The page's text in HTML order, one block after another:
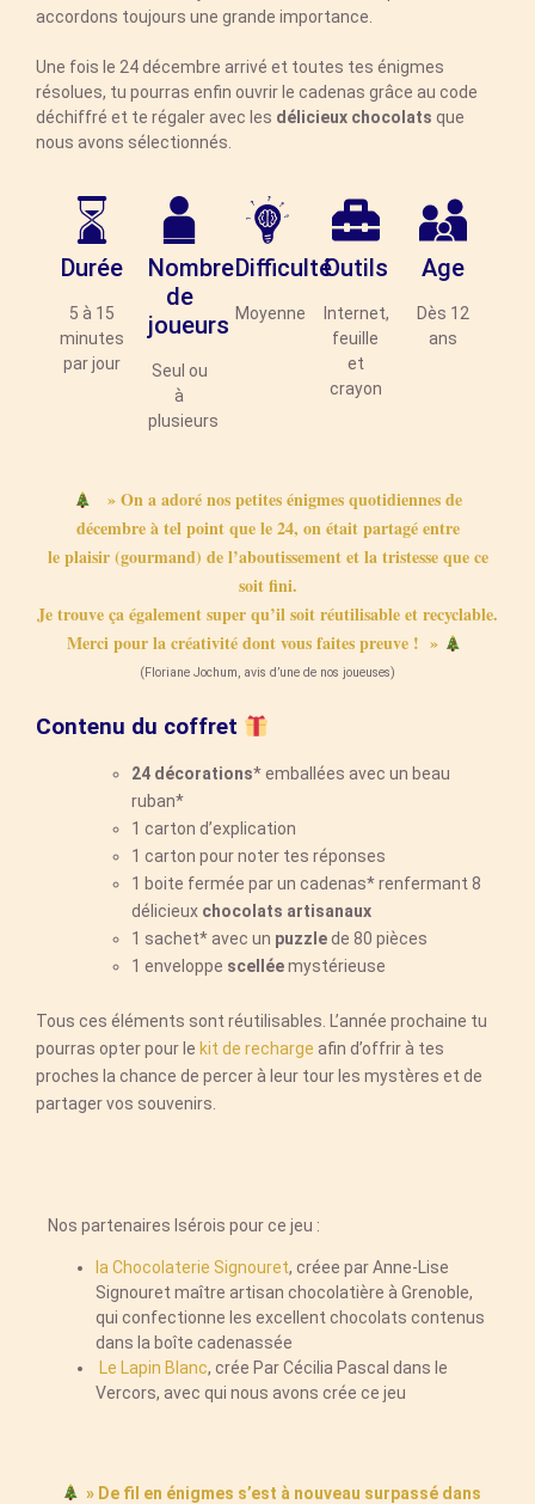
accordons toujours une grande importance.
Une fois le 24 décembre arrivé et toutes tes énigmes
résolues, tu pourras enfin ouvrir le cadenas grâce au code
déchiffré et te régaler avec les délicieux chocolats que
nous avons sélectionnés.
Durée
5 à 15
minutes
par jour
Nombre
de
joueurs
Seul ou
à
plusieurs
Difficulté
Moyenne
Outils
Internet,
feuille
et
crayon
Age
Dès 12
ans
» On a adoré nos petites énigmes quotidiennes de
décembre à tel point que le 24, on était partagé entre
le plaisir (gourmand) de l’aboutissement et la tristesse que ce
soit fini.
Je trouve ça également super qu’il soit réutilisable et recyclable.
Merci pour la créativité dont vous faites preuve ! »
(Floriane Jochum, avis d’une de nos joueuses)
Contenu du coffret
24 décorations* emballées avec un beau
ruban*
1 carton d’explication
1 carton pour noter tes réponses
1 boite fermée par un cadenas* renfermant 8
délicieux chocolats artisanaux
1 sachet* avec un puzzlede 80 pièces
1 enveloppe scelléemystérieuse
Tous ces éléments sont réutilisables. L’année prochaine tu
pourras opter pour le kit de recharge afin d’offrir à tes
proches la chance de percer à leur tour les mystères et de
partager vos souvenirs.
Nos partenaires Isérois pour ce jeu :
la Chocolaterie Signouret, créee par Anne-Lise
Signouret maître artisan chocolatière à Grenoble,
qui confectionne les excellent chocolats contenus
dans la boîte cadenassée
Le Lapin Blanc, crée Par Cécilia Pascal dans le
Vercors, avec qui nous avons crée ce jeu
» De fil en énigmes s’est à nouveau surpassé dans